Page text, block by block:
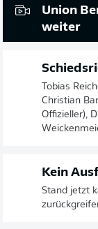
Union
weiter
Tobias
Christian
Offizieller),
Kein
Stand jetzt